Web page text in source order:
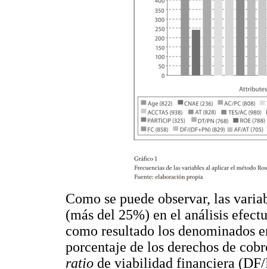
Como se puede observar, las
(más del 25%) en el análisis
como resultado los denominados
porcentaje de los derechos de
ratio de viabilidad financiera